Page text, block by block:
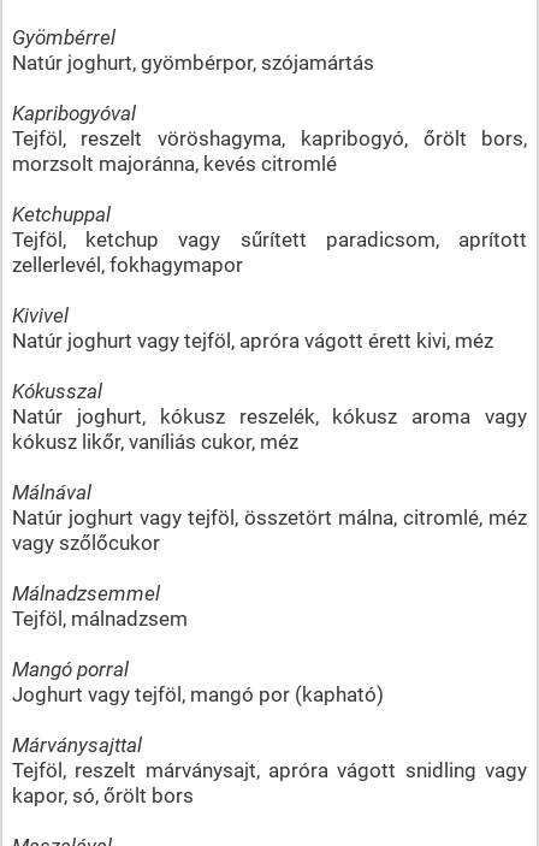
Gyömbérrel
Natúr joghurt, gyömbérpor, szójamártás
Kapribogyóval
Tejföl, reszelt vöröshagyma, kapribogyó, őrölt bors,
morzsolt majoránna, kevés citromlé
Ketchuppal
Tejföl, ketchup vagy sűrített paradicsom, aprított
zellerlevél, fokhagymapor
Kivivel
Natúr joghurt vagy tejföl, apróra vágott érett kivi, méz
Kókusszal
Natúr joghurt, kókusz reszelék, kókusz aroma vagy
kókusz likőr, vaníliás cukor, méz
Málnával
Natúr joghurt vagy tejföl, összetört málna, citromlé, méz
vagy szőlőcukor
Málnadzsemmel
Tejföl, málnadzsem
Mangó porral
Joghurt vagy tejföl, mangó por (kapható)
Márványsajttal
Tejföl, reszelt márványsajt, apróra vágott snidling vagy
kapor, só, őrölt bors